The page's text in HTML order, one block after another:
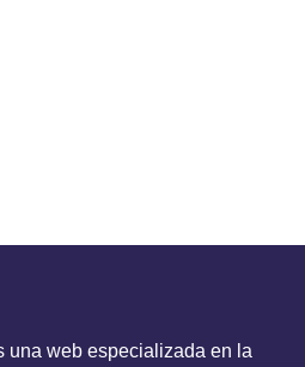
una web especializada en la